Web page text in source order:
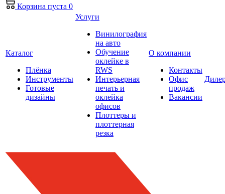
Корзина пуста 0
Каталог
Плёнка
Инструменты
Готовые
дизайны
Услуги
Винилография
на авто
Обучение
оклейке в
RWS
Интерьерная
печать и
оклейка
офисов
Плоттеры и
плоттерная
резка
О компании
Контакты
Офис
продаж
Вакансии